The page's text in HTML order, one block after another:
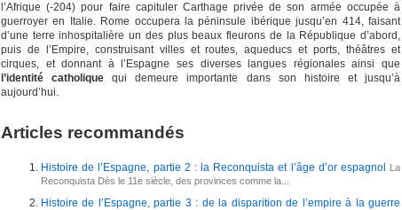
l’Afrique (-204) pour faire capituler Carthage privée de son armée occupée à
guerroyer en Italie. Rome occupera la péninsule ibérique jusqu’en 414, faisant
d’une terre inhospitalière un des plus beaux fleurons de la République d’abord,
puis de l’Empire, construisant villes et routes, aqueducs et ports, théâtres et
cirques, et donnant à l’Espagne ses diverses langues régionales ainsi que
l’identité catholique qui demeure importante dans son histoire et jusqu’à
aujourd’hui.
Articles recommandés
Histoire de l’Espagne, partie 2 : la Reconquista et l’âge d’or espagnol La
Reconquista Dès le 11e siècle, des provinces comme la...
Histoire de l’Espagne, partie 3 : de la disparition de l’empire à la guerre